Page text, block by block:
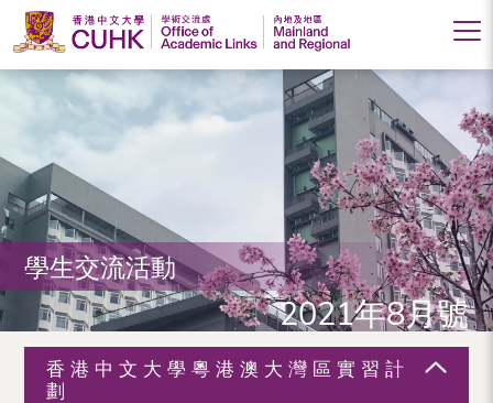
香
港
中
文
大
學
學
術
學生交流活動
2021年8月號
香港中文大學粵港澳大灣區實習計
劃